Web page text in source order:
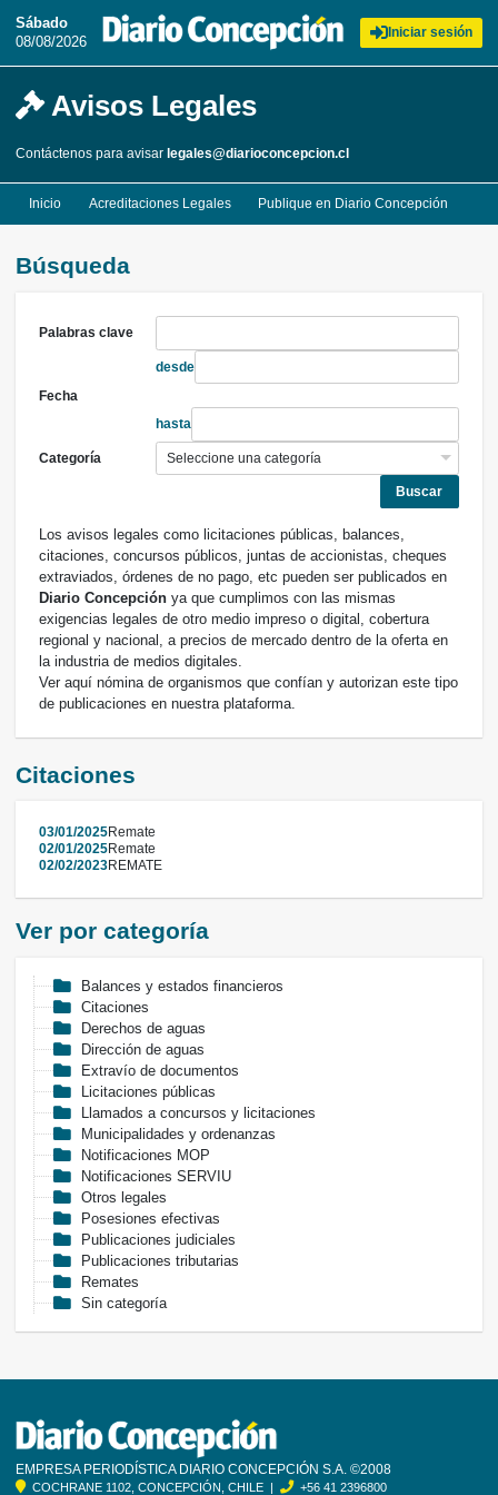
Sábado
08/08/2026
Iniciar sesión
Avisos Legales
Contáctenos para avisar legales@diarioconcepcion.cl
Inicio Acreditaciones Legales Publique en Diario Concepción
Búsqueda
Palabras clave
Fecha
desde
hasta
Categoría
Buscar
Los avisos legales como licitaciones públicas, balances,
citaciones, concursos públicos, juntas de accionistas, cheques
extraviados, órdenes de no pago, etc pueden ser publicados en
Diario Concepción ya que cumplimos con las mismas
exigencias legales de otro medio impreso o digital, cobertura
regional y nacional, a precios de mercado dentro de la oferta en
la industria de medios digitales.
Ver aquí nómina de organismos que confían y autorizan este tipo
de publicaciones en nuestra plataforma.
Citaciones
03/01/2025Remate
02/01/2025Remate
02/02/2023REMATE
Ver por categoría
Balances y estados financieros
Citaciones
Derechos de aguas
Dirección de aguas
Extravío de documentos
Licitaciones públicas
Llamados a concursos y licitaciones
Municipalidades y ordenanzas
Notificaciones MOP
Notificaciones SERVIU
Otros legales
Posesiones efectivas
Publicaciones judiciales
Publicaciones tributarias
Remates
Sin categoría
EMPRESA PERIODÍSTICA DIARIO CONCEPCIÓN S.A. ©2008
COCHRANE 1102, CONCEPCIÓN, CHILE | +56 41 2396800